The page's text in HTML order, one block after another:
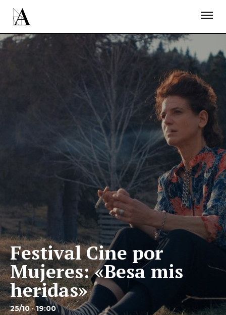
Festival Cine por
Mujeres: «Besa mis
heridas»
25/10 · 19:00
ACTUALIDAD
PROYECTOS
RESIDENCIAS
PRENSA
NEWSLETTER